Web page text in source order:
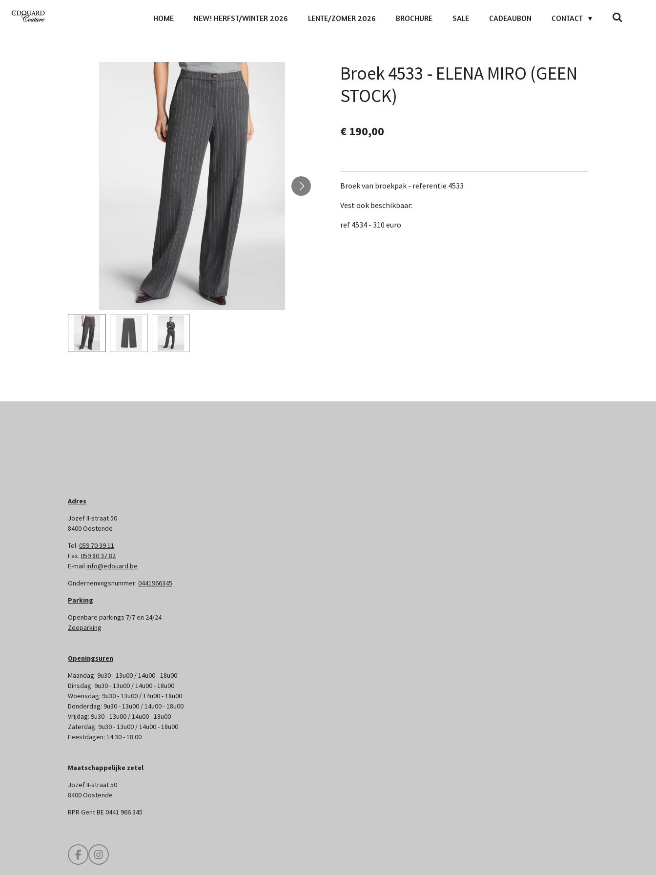
Ga
direct
HOME NEW! HERFST/WINTER 2026 LENTE/ZOMER 2026 BROCHURE SALE CADEAUBON CONTACT
Broek 4533 - ELENA MIRO (GEEN
STOCK)
€ 190,00
Broek van broekpak - referentie 4533
Vest ook beschikbaar:
ref 4534 - 310 euro
Adres
Jozef II-straat 50
8400 Oostende
Tel. 059 70 39 11
Fax. 059 80 37 82
E-mailinfo@edouard.be
Ondernemingsnummer: 0441966345
Parking
Openbare parkings 7/7 en 24/24
Zeeparking
Openingsuren
Maandag: 9u30 - 13u00 / 14u00 - 18u00
Dinsdag: 9u30 - 13u00 / 14u00 - 18u00
Woensdag: 9u30 - 13u00 / 14u00 - 18u00
Donderdag: 9u30 - 13u00 / 14u00 - 18u00
Vrijdag: 9u30 - 13u00 / 14u00 - 18u00
Zaterdag: 9u30 - 13u00 / 14u00 - 18u00
Feestdagen: 14:30 - 18:00
Maatschappelijke zetel
Jozef II-straat 50
8400 Oostende
RPR Gent BE 0441 966 345
F
a
I
n